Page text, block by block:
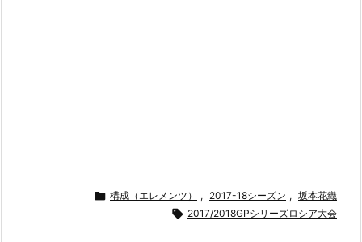
 構成（エレメンツ） , 2017-18シーズン , 坂本花織
 2017/2018GPシリーズロシア大会